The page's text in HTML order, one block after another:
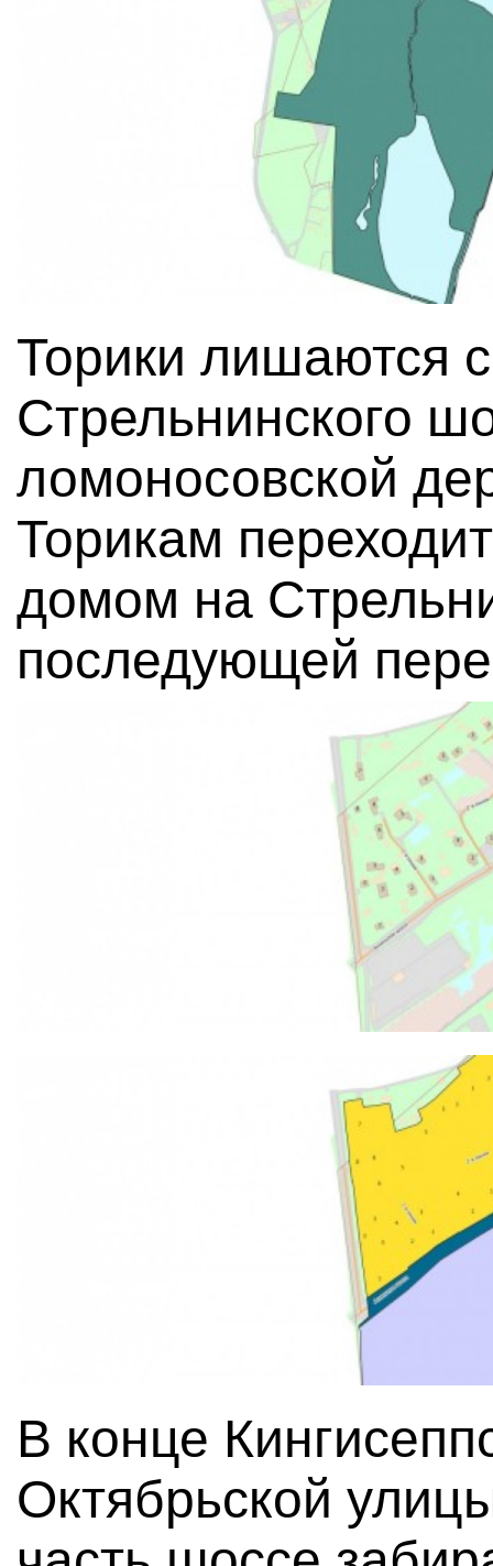
Торики лишаются
Стрельнинского
ломоносовской
Торикам
домом на
последующей
В конце
Октябрьской